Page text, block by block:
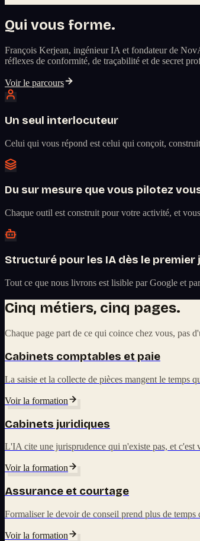
Qui vous forme.
François Kerjean, ingénieur IA et fondateur de
réflexes de conformité, de traçabilité et de secret
Voir le parcours
Un seul interlocuteur
Celui qui vous répond est celui qui conçoit,
Du sur mesure que vous pilotez
Chaque outil est construit pour votre activité, et
Structuré pour les IA dès le premier
Tout ce que nous livrons est lisible par Google et
Cinq métiers, cinq pages.
Chaque page part de ce qui coince chez vous, pas
Cabinets comptables et paie
La saisie et la collecte de pièces mangent le temps
Voir la formation
Cabinets juridiques
L'IA cite une jurisprudence qui n'existe pas, et c'est
Voir la formation
Assurance et courtage
Formaliser le devoir de conseil prend plus de temps
Voir la formation